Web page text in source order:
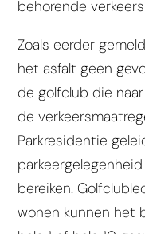
behorende
Zoals eerder
het asfalt geen
de golfclub die
de
Parkresidentie
bereiken.
wonen kunnen het